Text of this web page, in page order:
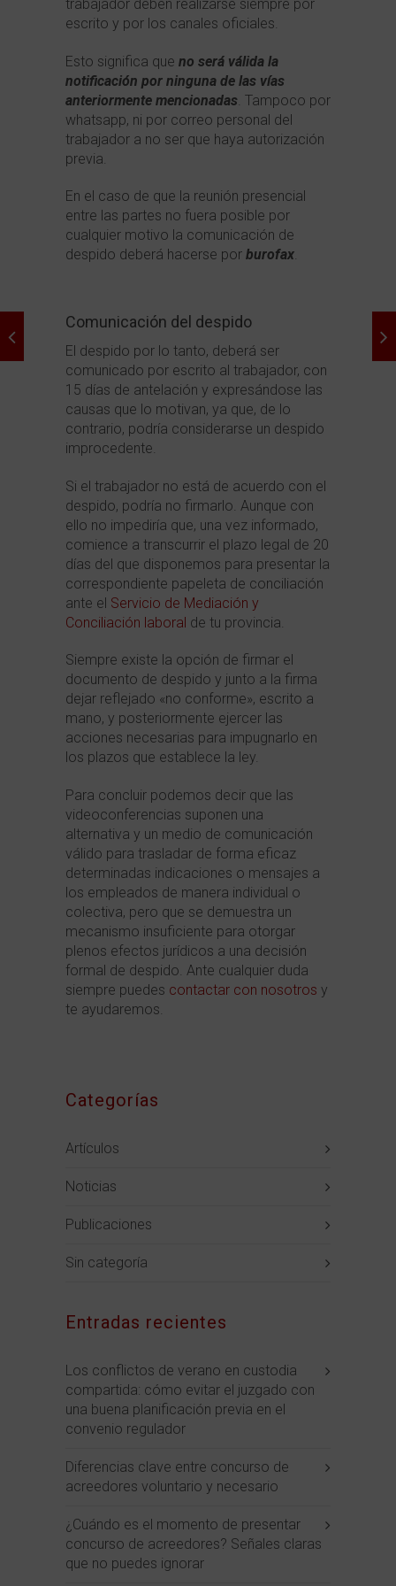
trabajador deben realizarse siempre por
escrito y por los canales oficiales.
Esto significa que no será válida la
notificación por ninguna de las vías
anteriormente mencionadas . Tampoco por
whatsapp, ni por correo personal del
trabajador a no ser que haya autorización
previa.
En el caso de que la reunión presencial
entre las partes no fuera posible por
cualquier motivo la comunicación de
despido deberá hacerse por burofax.
Comunicación del despido
El despido por lo tanto, deberá ser
comunicado por escrito al trabajador, con
15 días de antelación y expresándose las
causas que lo motivan, ya que, de lo
contrario, podría considerarse un despido
improcedente.
Si el trabajador no está de acuerdo con el
despido, podría no firmarlo. Aunque con
ello no impediría que, una vez informado,
comience a transcurrir el plazo legal de 20
días del que disponemos para presentar la
correspondiente papeleta de conciliación
ante el Servicio de Mediación y
Conciliación laboral de tu provincia.
Siempre existe la opción de firmar el
documento de despido y junto a la firma
dejar reflejado «no conforme», escrito a
mano, y posteriormente ejercer las
acciones necesarias para impugnarlo en
los plazos que establece la ley.
Para concluir podemos decir que las
videoconferencias suponen una
alternativa y un medio de comunicación
válido para trasladar de forma eficaz
determinadas indicaciones o mensajes a
los empleados de manera individual o
colectiva, pero que se demuestra un
mecanismo insuficiente para otorgar
plenos efectos jurídicos a una decisión
formal de despido. Ante cualquier duda
siempre puedes contactar con nosotros y
te ayudaremos.
Categorías
Artículos
Noticias
Publicaciones
Sin categoría
Entradas recientes
Los conflictos de verano en custodia
compartida: cómo evitar el juzgado con
una buena planificación previa en el
convenio regulador
Diferencias clave entre concurso de
acreedores voluntario y necesario
¿Cuándo es el momento de presentar
concurso de acreedores? Señales claras
que no puedes ignorar